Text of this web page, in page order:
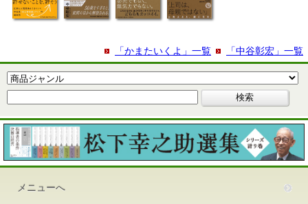
「中谷彰宏」一覧
「かまたいくよ」一覧
メニューへ